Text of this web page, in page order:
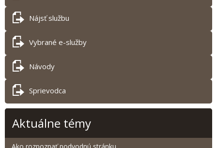
Nájsť službu
Vybrané e-služby
Návody
Sprievodca
Aktuálne témy